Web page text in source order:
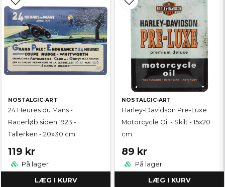
NOSTALGIC-ART
24 Heures du Mans -
Racerløb siden 1923 -
Tallerken - 20x30 cm
119 kr
På lager
LÆG I KURV
NOSTALGIC-ART
Harley-Davidson Pre-Luxe
Motorcycle Oil - Skilt - 15x20
cm
89 kr
På lager
LÆG I KURV